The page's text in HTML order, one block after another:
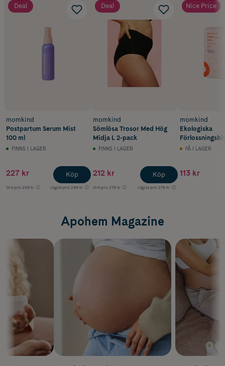
Deal
momkind
Postpartum Serum Mist
100 ml
FINNS I LAGER
227 kr
Ord.pris 299 kr Lägsta pris 296 kr
Köp
Deal
momkind
Sömlösa Trosor Med Hög
Midja L 2-pack
FINNS I LAGER
212 kr
Ord.pris 279 kr Lägsta pris 276 kr
Köp
Nice Price
momkind
Ekologiska
FÅ I LAGER
113 kr
Apohem Magazine